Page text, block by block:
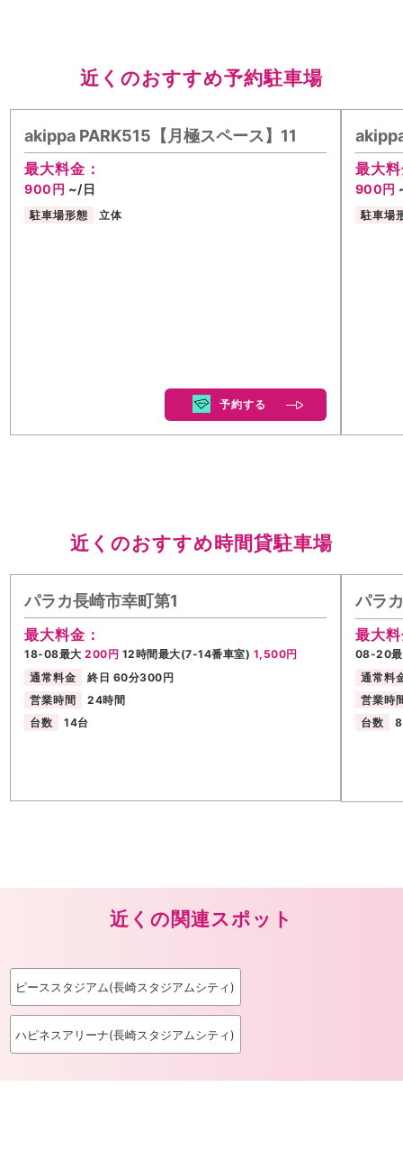
近くのおすすめ予約駐車場
akippa PARK515【月極スペース】11
最大料金：
900円 ~/日
駐車場形態 立体
予約する
最大
900円
駐車場
近くのおすすめ時間貸駐車場
パラカ長崎市幸町第1
最大料金：
18-08最大200円 12時間最大(7-14番車室) 1,500円
通常料金
終日 60分300円
営業時間
24時間
台数
14台
パラ
最大
08-20
通常料
営業時
台数
近くの関連スポット
ピーススタジアム(長崎スタジアムシティ)
ハピネスアリーナ(長崎スタジアムシティ)